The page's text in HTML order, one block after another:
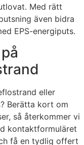
Med rätt
även bidra
EPS-energi­puts.
eller
Berätta kort om
så återkommer vi
kontaktformuläret
få en tydlig offert